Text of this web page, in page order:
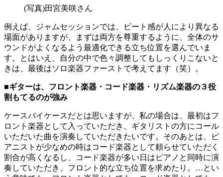
(写真)田宮美咲さん
例えば、ジャムセッションでは、ビート感が人により異なる
場面がありますが、まずは両方を尊重するように、全体のサ
ウンドがよくなるよう最適化できる立ち位置を選んでいま
す。とはいえ、自分の中で色々調整してもしっくりこないと
きは、最後はソロ楽器ファーストで考えてます（笑）。
■ギターは、フロント楽器・コード楽器・リズム楽器の３役
割もてるのが強み
ケースバイケースだとは思いますが、私の場合は、最初はフ
ロント楽器として入っていただき、ギタリストの方にコール
いただいた曲を演奏していただきたいです。そのあとは、ピ
アニストが少なめの時はコード楽器として頼らせていただく
割合が高くなるし、コード楽器が多い日はピアノと同時に演
奏していただき、フロント的な立ち位置を求めたり。…とい